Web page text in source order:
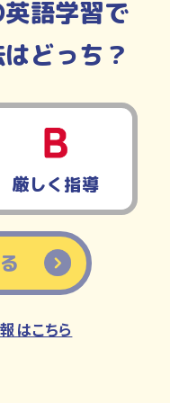
語学習で
どっち？
厳しく指導
はこちら